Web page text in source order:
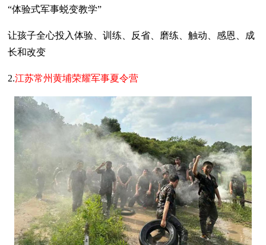
“体验式军事蜕变教学”
让孩子全心投入体验、训练、反省、磨练、触动、感恩、成
长和改变
2.江苏常州黄埔荣耀军事夏令营